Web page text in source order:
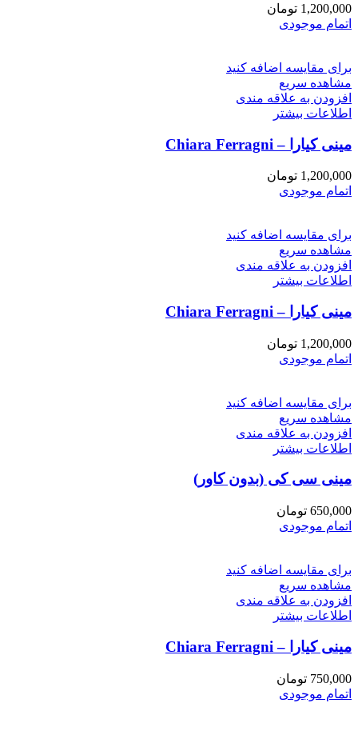
1,200,000 تومان
اتمام موجودی
برای مقایسه اضافه کنید
مشاهده سریع
افزودن به علاقه مندی
اطلاعات بیشتر
مینی کیارا – Chiara Ferragni
1,200,000 تومان
اتمام موجودی
برای مقایسه اضافه کنید
مشاهده سریع
افزودن به علاقه مندی
اطلاعات بیشتر
مینی کیارا – Chiara Ferragni
1,200,000 تومان
اتمام موجودی
برای مقایسه اضافه کنید
مشاهده سریع
افزودن به علاقه مندی
اطلاعات بیشتر
مینی سی كى (بدون كاور)
650,000 تومان
اتمام موجودی
برای مقایسه اضافه کنید
مشاهده سریع
افزودن به علاقه مندی
اطلاعات بیشتر
مینی کیارا – Chiara Ferragni
750,000 تومان
اتمام موجودی